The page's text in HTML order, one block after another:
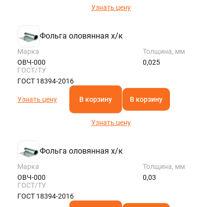
Узнать цену
Фольга оловянная х/к
Марка
ОВЧ-000
Толщина, мм
0,025
ГОСТ/ТУ
ГОСТ 18394-2016
Узнать цену В корзину В корзину
Узнать цену
Фольга оловянная х/к
Марка
ОВЧ-000
Толщина, мм
0,03
ГОСТ/ТУ
ГОСТ 18394-2016